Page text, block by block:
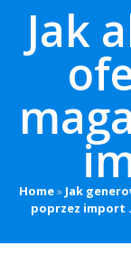
Jak
Home» Jak
poprzez import